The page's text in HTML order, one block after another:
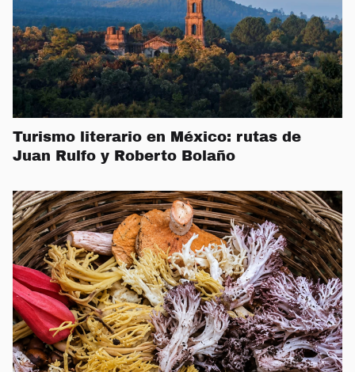
Turismo literario en México: rutas de
Juan Rulfo y Roberto Bolaño